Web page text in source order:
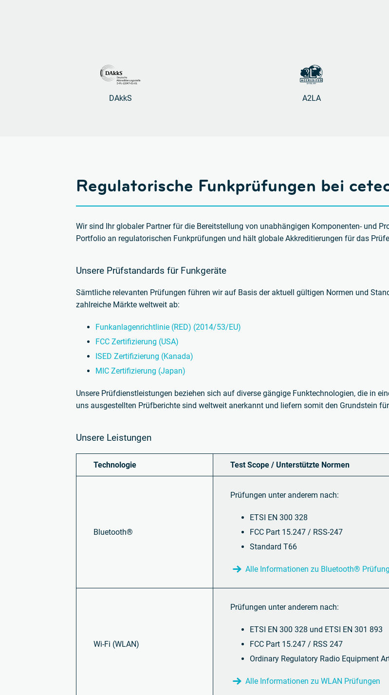
DAkkS A2LA
Regulatorische Funkprüfungen bei
Wir sind Ihr globaler Partner für die Bereitstellung von unabhängigen Komponenten- und
Portfolio an regulatorischen Funkprüfungen und hält globale Akkreditierungen für das
Unsere Prüfstandards für Funkgeräte
Sämtliche relevanten Prüfungen führen wir auf Basis der aktuell gültigen Normen und
zahlreiche Märkte weltweit ab:
Funkanlagenrichtlinie (RED) (2014/53/EU)
FCC Zertifizierung (USA)
ISED Zertifizierung (Kanada)
MIC Zertifizierung (Japan)
Unsere Prüfdienstleistungen beziehen sich auf diverse gängige Funktechnologien, die in
uns ausgestellten Prüfberichte sind weltweit anerkannt und liefern somit den Grundstein
Unsere Leistungen
Technologie Test Scope / Unterstützte Normen
Bluetooth®
Prüfungen unter anderem nach:
ETSI EN 300 328
FCC Part 15.247 / RSS-247
Standard T66
Alle Informationen zu Bluetooth®
Wi-Fi (WLAN)
Prüfungen unter anderem nach:
ETSI EN 300 328 und ETSI EN 301 893
FCC Part 15.247 / RSS 247
Ordinary Regulatory Radio Equipment
Alle Informationen zu WLAN Prüfungen